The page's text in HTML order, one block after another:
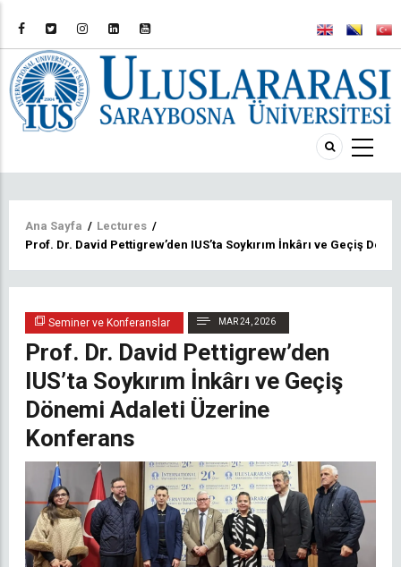
Sayfa
Ana Sayfa / Lectures /
Prof. Dr. David Pettigrew’den IUS’ta Soykırım İnkârı ve Geçiş
Seminer ve Konferanslar MAR 24, 2026
Prof. Dr. David Pettigrew’den
IUS’ta Soykırım İnkârı ve Geçiş
Dönemi Adaleti Üzerine
Konferans